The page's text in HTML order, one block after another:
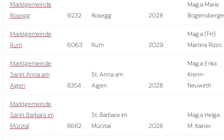
Marktgemeinde
Rosegg
9232 Rosegg 2028
Mag.a Maria
Marktgemeinde
Rum
6063 Rum 2029
Mag.a (FH)
Martina Rizzo
Marktgemeinde
Sankt Anna am
Aigen
8354
St. Anna am
Aigen
2028
Mag.a Erika
Krenn-
Neuwirth
Marktgemeinde
Sankt Barbara im
Mürztal
8662
St. Barbara im
Mürztal
2028
Mag.a Helga
M. Kainer